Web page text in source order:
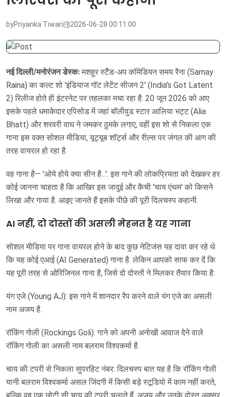
byPriyanka Tiwari 2026-06-28 00:11:00
नई दिल्ली/मनोरंजन डेस्क: मशहूर स्टैंड-अप कॉमेडियन समय रैना (Samay
Raina) का कल्ट शो 'इंडियाज गॉट लेटेंट सीजन 2' (India's Got Latent
2) रिलीज होते ही इंटरनेट पर तहलका मचा रहा है. 20 जून 2026 को आए
इसके पहले धमाकेदार एपिसोड में जहां बॉलीवुड स्टार आलिया भट्ट (Alia
Bhatt) और शरवरी वाघ ने जमकर ठुमके लगाए, वहीं इस शो से निकला एक
गाना इस वक्त सोशल मीडिया, यूट्यूब शॉर्ट्स और रील्स पर जंगल की आग की
तरह वायरल हो रहा है.
वह गाना है— 'ओये होये क्या सीन है...'. इस गाने की लोकप्रियता को देखकर हर
कोई जानना चाहता है कि आखिर इस जादुई और कैची 'चाय एंथम' को किसने
लिखा और गाया है. आइए जानते हैं इसके पीछे की पूरी दिलचस्प कहानी.
AI नहीं, दो दोस्तों की असली मेहनत है यह गाना
सोशल मीडिया पर गाना वायरल होने के बाद कुछ नेटिजंस यह दावा कर रहे थे
कि यह कोई एआई (AI Generated) गाना है. लेकिन आपको साफ कर दें कि
यह पूरी तरह से ओरिजिनल गाना है, जिसे दो दोस्तों ने मिलकर तैयार किया है:
यंग एजे (Young AJ): इस गाने में शानदार रैप करने वाले यंग एजे का असली
नाम अजय है.
रॉकिंग गोली (Rockings Goli): गाने को अपनी अनोखी आवाज देने वाले
रॉकिंग गोली का असली नाम बलराम विश्वकर्मा है.
चाय की टपरी से निकला सुपरहिट नंबर: दिलचस्प बात यह है कि रॉकिंग गोली
यानी बलराम विश्वकर्मा असल जिंदगी में किसी बड़े स्टूडियो में काम नहीं करते,